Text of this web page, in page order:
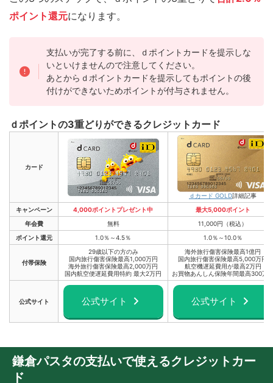
ポイント還元になります。
支払いが完了する前に、ｄポイントカードを提示しな
いといけませんので注意してください。
あとからｄポイントカードを提示してもポイントの後
付けができないためポイントが付与されません。
ｄポイントの3重どりができるクレジットカード
カード
ｄカード GOLD詳細記事
キャンペーン
4,000ポイントプレゼント中
最大5,000ポイント
年会費
無料
11,000円（税込）
ポイント還元
1.0％～4.5％ 1.0％～10.0％
付帯保険
29歳以下の方のみ
国内旅行傷害保険最高1,000万円
海外旅行傷害保険最高2,000万円
国内航空便遅延費用特約 最大2万円
海外旅行傷害保険最高1億円
国内旅行傷害保険最高5,000万円
航空機遅延費用が最高2万円
お買物あんしん保険年間最高300万
公式サイト 公式サイト 公式サイト
鎌倉パスタの支払いで使えるクレジットカー
ド